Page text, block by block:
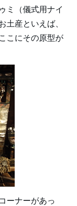
ミ（儀式用ナイ
土産といえば、
こにその原型が
ーナーがあっ